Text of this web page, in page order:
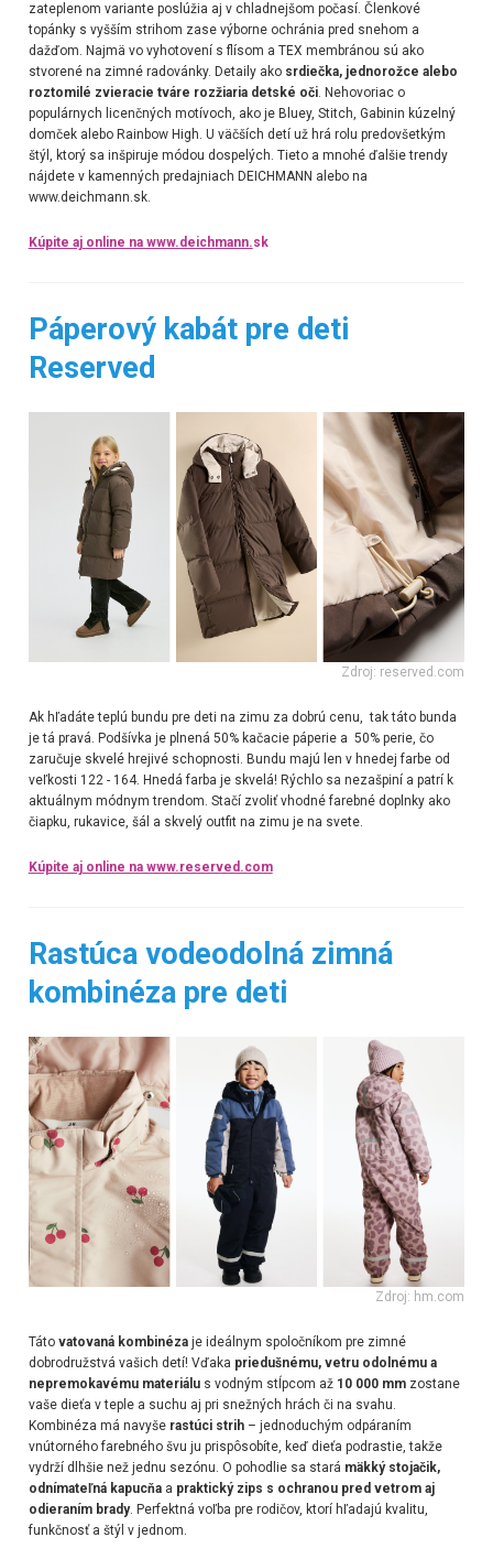
zateplenom variante poslúžia aj v chladnejšom počasí. Členkové
topánky s vyšším strihom zase výborne ochránia pred snehom a
dažďom. Najmä vo vyhotovení s flísom a TEX membránou sú ako
stvorené na zimné radovánky. Detaily ako srdiečka, jednorožce alebo
roztomilé zvieracie tváre rozžiaria detské oči. Nehovoriac o
populárnych licenčných motívoch, ako je Bluey, Stitch, Gabinin kúzelný
domček alebo Rainbow High. U väčších detí už hrá rolu predovšetkým
štýl, ktorý sa inšpiruje módou dospelých. Tieto a mnohé ďalšie trendy
nájdete v kamenných predajniach DEICHMANN alebo na
www.deichmann.sk.
Kúpite aj online na www.deichmann.sk
Páperový kabát pre deti
Reserved
Zdroj: reserved.com
Ak hľadáte teplú bundu pre deti na zimu za dobrú cenu, tak táto bunda
je tá pravá. Podšívka je plnená 50% kačacie páperie a 50% perie, čo
zaručuje skvelé hrejivé schopnosti. Bundu majú len v hnedej farbe od
veľkosti 122 - 164. Hnedá farba je skvelá! Rýchlo sa nezašpiní a patrí k
aktuálnym módnym trendom. Stačí zvoliť vhodné farebné doplnky ako
čiapku, rukavice, šál a skvelý outfit na zimu je na svete.
Kúpite aj online na www.reserved.com
Rastúca vodeodolná zimná
kombinéza pre deti
Zdroj: hm.com
Táto vatovaná kombinézaje ideálnym spoločníkom pre zimné
dobrodružstvá vašich detí! Vďaka priedušnému, vetru odolnému a
nepremokavému materiálus vodným stĺpcom až 10 000 mmzostane
vaše dieťa v teple a suchu aj pri snežných hrách či na svahu.
Kombinéza má navyše rastúci strih– jednoduchým odpáraním
vnútorného farebného švu ju prispôsobíte, keď dieťa podrastie, takže
vydrží dlhšie než jednu sezónu. O pohodlie sa stará mäkký stojačik,
odnímateľná kapucňaa praktický zips s ochranou pred vetrom aj
odieraním brady. Perfektná voľba pre rodičov, ktorí hľadajú kvalitu,
funkčnosť a štýl v jednom.